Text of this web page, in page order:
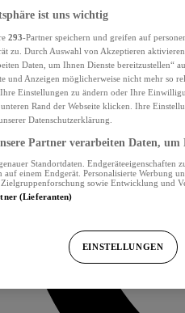
ist uns wichtig
293-Partner speichern und greifen auf
zu. Durch Auswahl von Akzeptieren
Daten, um Ihnen Dienste bereitzustellen“
und Anzeigen möglicherweise nicht mehr so
Einstellungen zu ändern oder Ihre
Rand der Webseite klicken. Ihre
Datenschutzerklärung.
Partner verarbeiten Daten, um
Standortdaten.
einem Endgerät. Personalisierte Werbung
sowie Entwicklung und
(Lieferanten)
EINSTELLUNGEN